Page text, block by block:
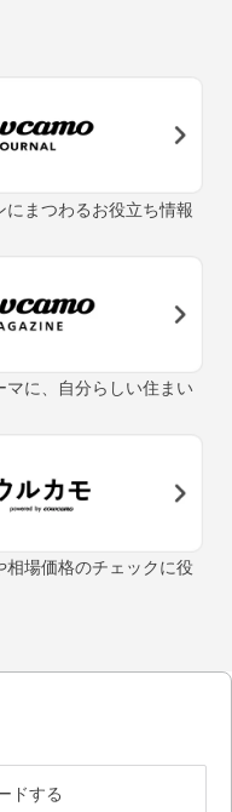
まつわるお役立ち情報
マに、自分らしい住まい
場価格のチェックに役
ドする